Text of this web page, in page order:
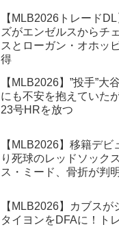
【MLB2026トレード
ズがエンゼルスからチ
スとローガン・オホッ
得
【MLB2026】”投手”大
にも不安を抱えていた
23号HRを放つ
【MLB2026】移籍デビ
り死球のレッドソック
ス・ミード、骨折が判
【MLB2026】カブスが
タイヨンをDFAに！ト